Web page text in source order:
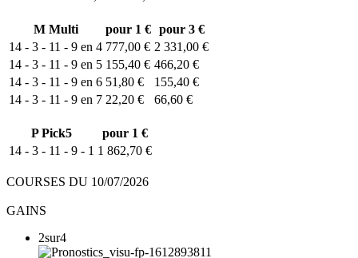
MMulti pour 1 € pour 3 €
14 - 3 - 11 - 9 en 4 777,00 € 2 331,00 €
14 - 3 - 11 - 9 en 5 155,40 € 466,20 €
14 - 3 - 11 - 9 en 6 51,80 €
155,40 €
14 - 3 - 11 - 9 en 7 22,20 € 66,60 €
PPick5
pour 1 €
14 - 3 - 11 - 9 - 1 1 862,70 €
COURSES DU 10/07/2026
GAINS
2sur4